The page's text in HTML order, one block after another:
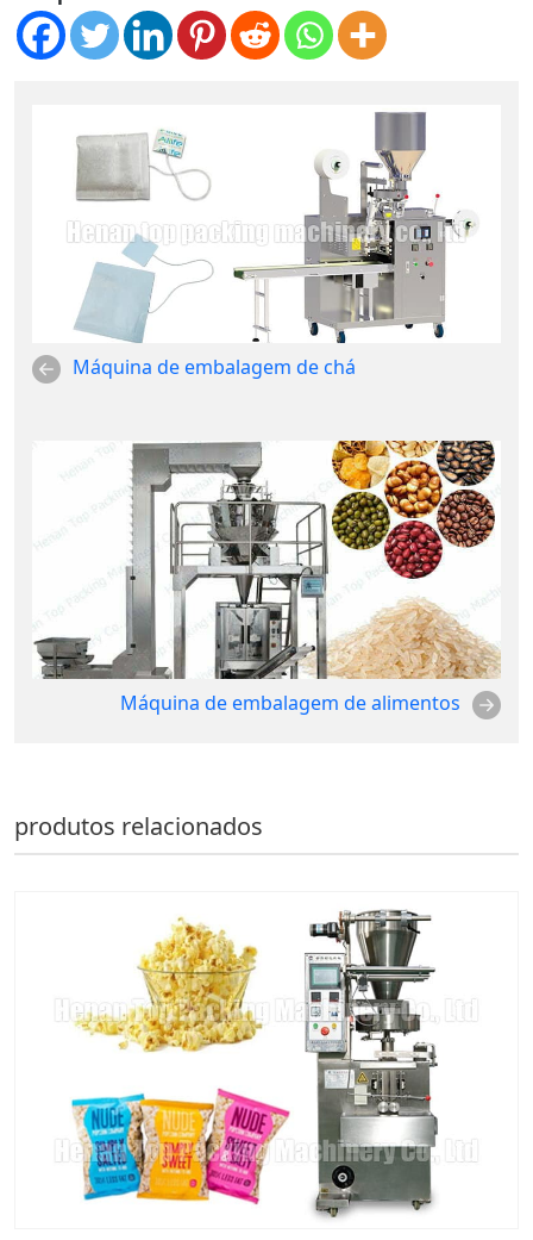
Máquina de embalagem de chá
Máquina de embalagem de alimentos
produtos relacionados